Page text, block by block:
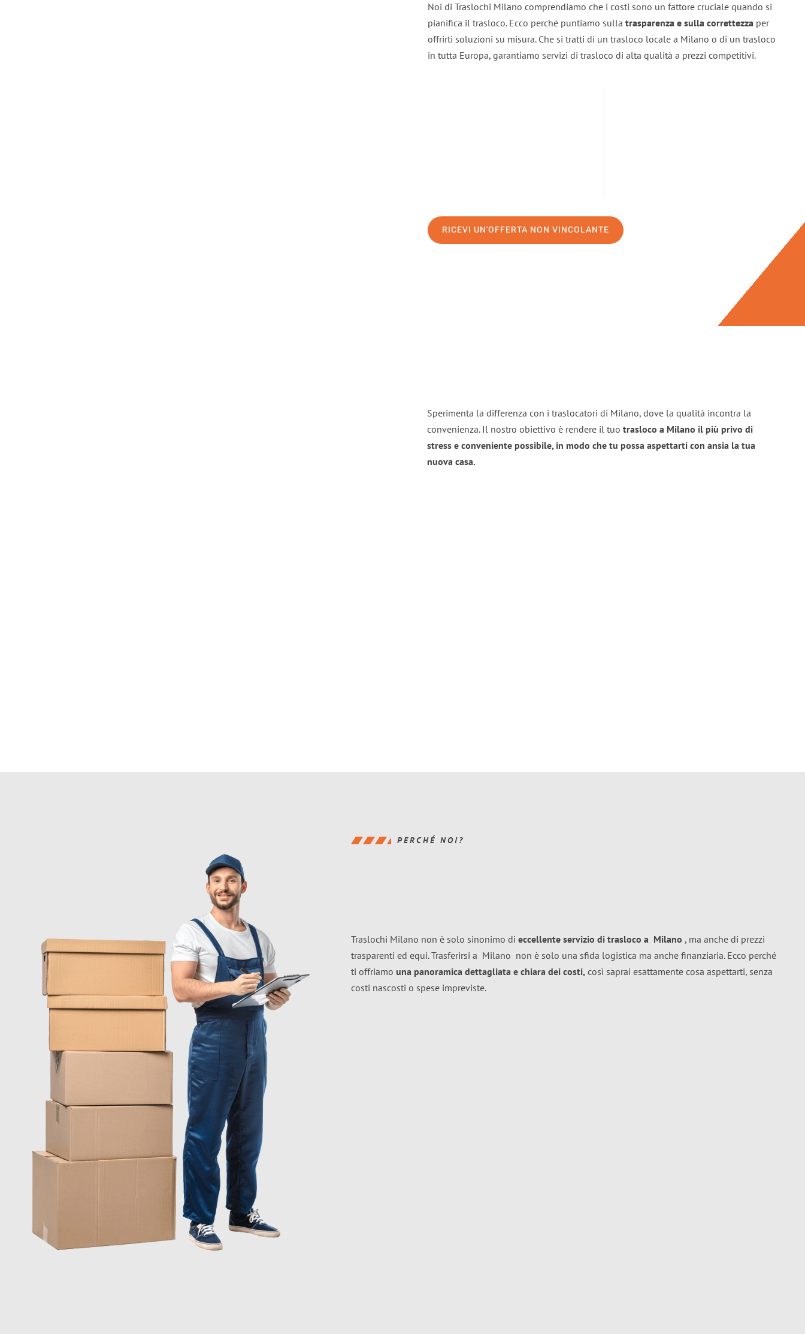
Noi di Traslochi Milano comprendiamo che i costi sono un fattore cruciale quando si
pianifica il trasloco. Ecco perché puntiamo sulla trasparenza e sulla correttezza per
offrirti soluzioni su misura. Che si tratti di un trasloco locale a Milano o di un trasloco
in tutta Europa, garantiamo servizi di trasloco di alta qualità a prezzi competitivi.
RICEVI UN'OFFERTA NON VINCOLANTE
Sperimenta la differenza con i traslocatori di Milano, dove la qualità incontra la
convenienza. Il nostro obiettivo è rendere il tuo trasloco a Milano il più privo di
stress e conveniente possibile, in modo che tu possa aspettarti con ansia la tua
nuova casa.
PERCHÉ NOI?
Traslochi Milano non è solo sinonimo di eccellente servizio di trasloco a Milano , ma anche di prezzi
trasparenti ed equi. Trasferirsi a Milano non è solo una sfida logistica ma anche finanziaria. Ecco perché
ti offriamo una panoramica dettagliata e chiara dei costi, così saprai esattamente cosa aspettarti, senza
costi nascosti o spese impreviste.